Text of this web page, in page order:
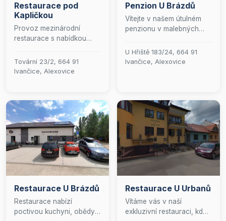
Restaurace pod
Kapličkou
Provoz mezinárodní
restaurace s nabídkou
Tovární 23/2, 664 91
Ivančice, Alexovice
Penzion U Brázdů
Vítejte v našem útulném
penzionu v malebných
vás můžeme přivítat v naší
restauraci, kde si
drink. Naše terasa je
ideálním místem pro
relaxaci a díky
bezplatnému Wi-Fi můžete
zůstat ve spojení s
okolním světem. Nabízíme
i prostorné rodinné
pokoje, kde se budete cítit
koupelně najdete zdarma
toaletní potřeby pro vaše
pohodlí. Provozní doba
U Hřiště 183/24, 664 91
Ivančice, Alexovice
Restaurace U Brázdů
Restaurace nabízí
poctivou kuchyni, obědy,
Restaurace U Urbanů
Vítáme vás v naší
exkluzivní restauraci, kde